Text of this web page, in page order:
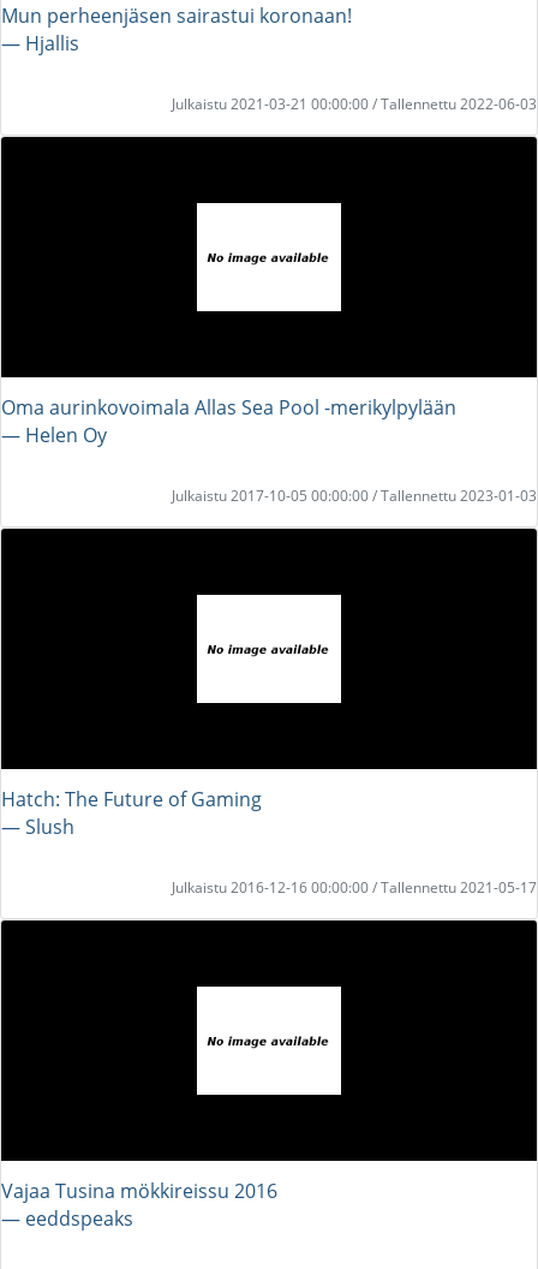
Mun perheenjäsen sairastui koronaan!
― Hjallis
Julkaistu 2021-03-21 00:00:00 / Tallennettu 2022-06-03
Oma aurinkovoimala Allas Sea Pool -merikylpylään
― Helen Oy
Julkaistu 2017-10-05 00:00:00 / Tallennettu 2023-01-03
Hatch: The Future of Gaming
― Slush
Julkaistu 2016-12-16 00:00:00 / Tallennettu 2021-05-17
Vajaa Tusina mökkireissu 2016
― eeddspeaks